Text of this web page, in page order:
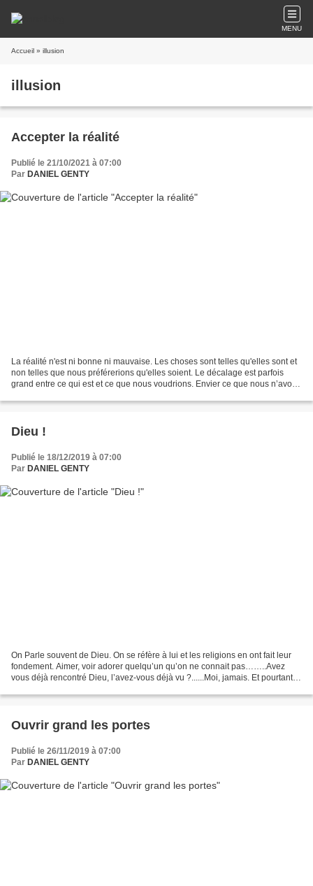
MENU
Accueil » illusion
illusion
Accepter la réalité
Publié le 21/10/2021 à 07:00
Par DANIEL GENTY
La réalité n'est ni bonne ni mauvaise. Les choses sont telles qu'elles sont et
non telles que nous préférerions qu'elles soient. Le décalage est parfois
grand entre ce qui est et ce que nous voudrions. Envier ce que nous n’avons
Dieu !
Publié le 18/12/2019 à 07:00
Par DANIEL GENTY
On Parle souvent de Dieu. On se réfère à lui et les religions en ont fait leur
fondement. Aimer, voir adorer quelqu’un qu’on ne connait pas……..Avez
vous déjà rencontré Dieu, l’avez-vous déjà vu ?......Moi, jamais. Et pourtant
Ouvrir grand les portes
Publié le 26/11/2019 à 07:00
Par DANIEL GENTY